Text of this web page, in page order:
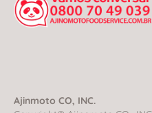
Ajinmoto CO, INC.